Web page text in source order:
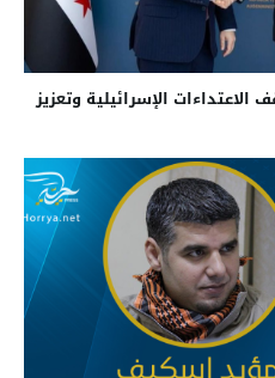
الإسرائيلية وتعزيز